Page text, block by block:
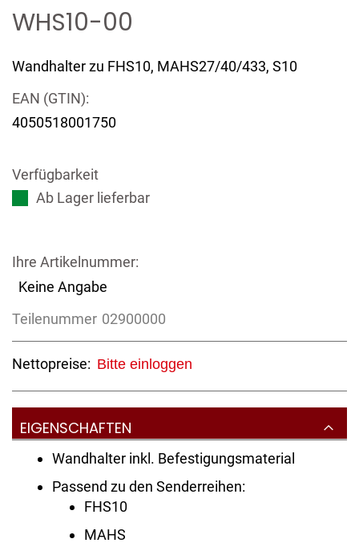
Anfang
der
springen
WHS10-00
Wandhalter zu FHS10, MAHS27/40/433, S10
EAN (GTIN):
4050518001750
Verfügbarkeit
Ab Lager lieferbar
Ihre Artikelnummer:
Keine Angabe
Teilenummer 02900000
Nettopreise: Bitte einloggen
EIGENSCHAFTEN
Wandhalter inkl. Befestigungsmaterial
Passend zu den Senderreihen:
FHS10
MAHS